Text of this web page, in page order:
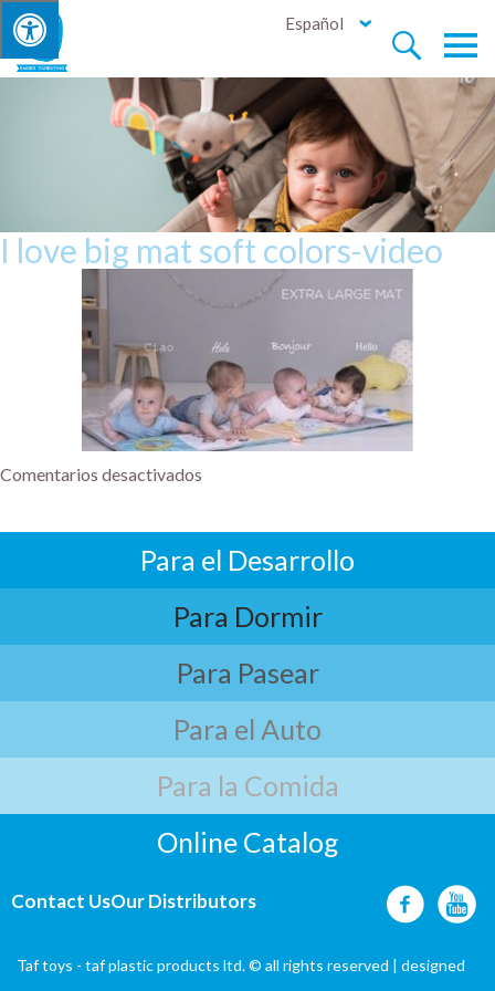


Español
I love big mat soft colors-video
Comentarios desactivados
Para el Desarrollo
Para Dormir
Para Pasear
Para el Auto
Para la Comida
Online Catalog
Contact UsOur Distributors
Taf toys - taf plastic products ltd. © all rights reserved | designed